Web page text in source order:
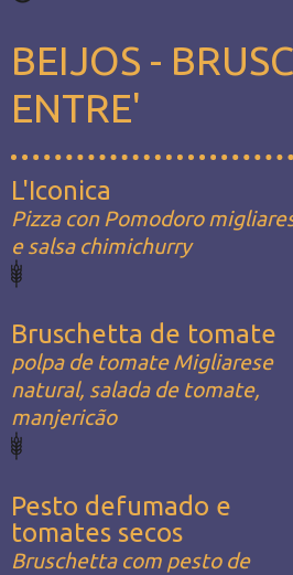
BEIJOS -
ENTRE'
L'Iconica
Pizza con Pomodoro
e salsa chimichurry
Bruschetta de tomate
polpa de tomate Migliarese
natural, salada de tomate,
manjericão
Pesto defumado e
tomates secos
Bruschetta com pesto de